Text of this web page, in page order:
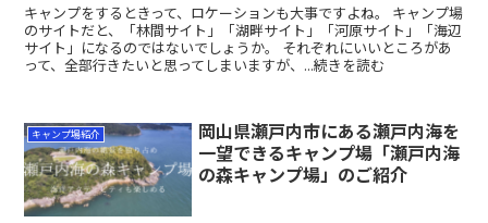
キャンプをするときって、ロケーションも大事ですよね。 キャンプ場
のサイトだと、「林間サイト」「湖畔サイト」「河原サイト」「海辺
サイト」になるのではないでしょうか。 それぞれにいいところがあ
って、全部行きたいと思ってしまいますが、...続きを読む
キャンプ場紹介
岡山県瀬戸内市にある瀬戸内海を
一望できるキャンプ場「瀬戸内海
の森キャンプ場」のご紹介